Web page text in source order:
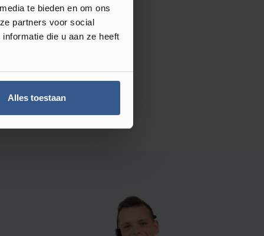
te bieden en om ons
partners voor social
die u aan ze heeft
Alles toestaan